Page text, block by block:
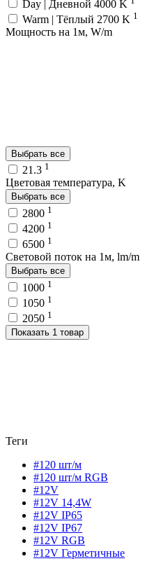
Day | Дневной 4000 K
Warm | Тёплый 2700 K 1
Мощность на 1м, W/m
Выбрать все
21.3 1
Цветовая температура, K
Выбрать все
2800 1
4200 1
6500 1
Световой поток на 1м, lm/m
Выбрать все
1000 1
1050 1
2050 1
Показать 1 товар
Теги
#120 шт/м
#120 шт/м RGB
#12V
#12V 14,4W
#12V IP65
#12V IP67
#12V RGB
#12V Герметичные